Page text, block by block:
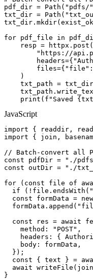
pdf_dir = Path("pdfs/
txt_dir =
for pdf_file in
    resp = httpx.post(
"https://
    )
txt_path =
print(f"Saved
JavaScript
import { readdir,
import { join,
// Batch-convert all
const pdfDir = "./
const outDir = "./
for (const file of
if
const formData =
const res = await
    method: "POST",
headers: {
    body: formData,
  });
const { text } =
await
}